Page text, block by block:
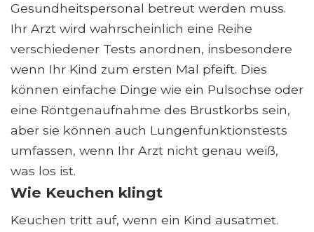
Gesundheitspersonal betreut werden muss.
Ihr Arzt wird wahrscheinlich eine Reihe
verschiedener Tests anordnen, insbesondere
wenn Ihr Kind zum ersten Mal pfeift. Dies
können einfache Dinge wie ein Pulsochse oder
eine Röntgenaufnahme des Brustkorbs sein,
aber sie können auch Lungenfunktionstests
umfassen, wenn Ihr Arzt nicht genau weiß,
was los ist.
Wie Keuchen klingt
Keuchen tritt auf, wenn ein Kind ausatmet.